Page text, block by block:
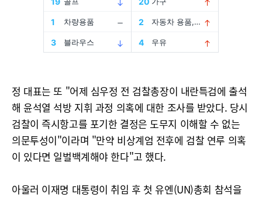
정 대표는 또 "어제 심우정 전 검찰총장이 내란특검에 출석
해 윤석열 석방 지휘 과정 의혹에 대한 조사를 받았다. 당시
검찰이 즉시항고를 포기한 결정은 도무지 이해할 수 없는
의문투성이"이라며 "만약 비상계엄 전후에 검찰 연루 의혹
이 있다면 일벌백계해야 한다"고 했다.
아울러 이재명 대통령이 취임 후 첫 유엔(UN)총회 참석을